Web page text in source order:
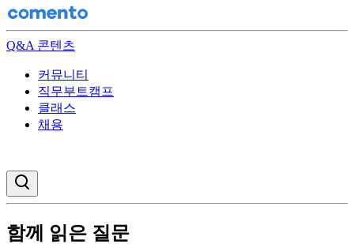
Q&A 콘텐츠
커뮤니티
직무부트캠프
클래스
채용
함께 읽은 질문